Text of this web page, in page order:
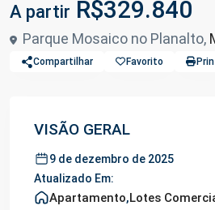
A partir R$329.840
Parque Mosaico no Planalto,
Compartilhar Favorito
VISÃO GERAL
9 de dezembro de 2025
Atualizado Em:
Apartamento,Lotes